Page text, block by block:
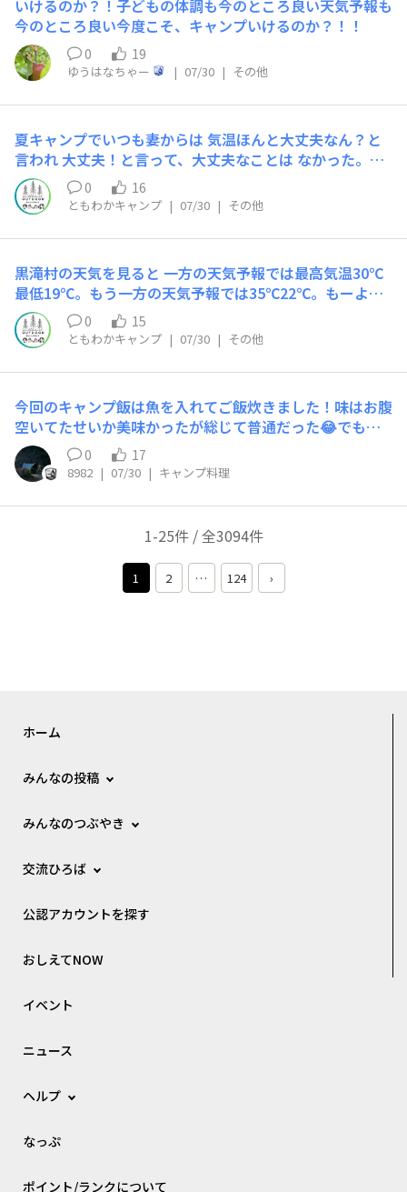
いけるのか？！子どもの体調も今のところ良い天気予報も
今のところ良い今度こそ、キャンプいけるのか？！！
0 19
ゆうはなちゃー | 07/30 | その他
夏キャンプでいつも妻からは 気温ほんと大丈夫なん？と
言われ 大丈夫！と言って、大丈夫なことは なかった。夏
は暑いもの。
0 16
ともわかキャンプ | 07/30 | その他
黒滝村の天気を見ると 一方の天気予報では最高気温30℃
最低19℃。もう一方の天気予報では35℃22℃。もーよー
わからん💧0 15
ともわかキャンプ | 07/30 | その他
今回のキャンプ飯は魚を入れてご飯炊きました！味はお腹
空いてたせいか美味かったが総じて普通だった😂でもキ
ャンプぽい感じで最高！！
0 17
8982 | 07/30 | キャンプ料理
1-25件 / 全3094件
1 2 … 124 ›
ホーム
みんなの投稿
みんなのつぶやき
交流ひろば
公認アカウントを探す
おしえてNOW
イベント
ニュース
ヘルプ
なっぷ
ポイント/ランクについて